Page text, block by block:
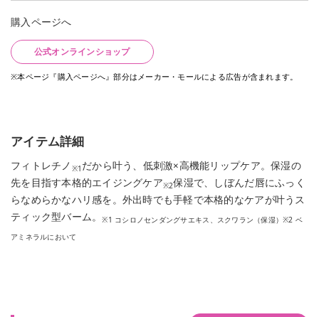
購入ページへ
公式オンラインショップ
※本ページ『購入ページへ』部分はメーカー・モールによる広告が含まれます。
アイテム詳細
フィトレチノ ※1 だから叶う、低刺激×高機能リップケア。保湿の
先を目指す本格的エイジングケア※2保湿で、しぼんだ唇にふっく
らなめらかなハリ感を。外出時でも手軽で本格的なケアが叶うス
ティック型バーム。※1 コシロノセンダングサエキス、スクワラン（保湿）※2 ベ
アミネラルにおいて